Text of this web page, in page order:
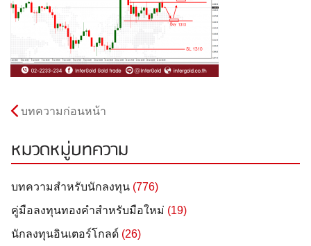
บทความก่อนหน้า
หมวดหมู่บทความ
บทความสำหรับนักลงทุน (776)
คู่มือลงทุนทองคำสำหรับมือใหม่ (19)
นักลงทุนอินเตอร์โกลด์ (26)